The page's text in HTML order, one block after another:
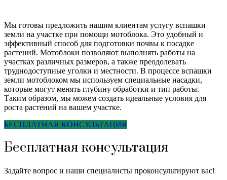
Мы готовы предложить нашим клиентам услугу вспашки
земли на участке при помощи мотоблока. Это удобный и
эффективный способ для подготовки почвы к посадке
растений. Мотоблоки позволяют выполнять работы на
участках различных размеров, а также преодолевать
труднодоступные уголки и местности. В процессе вспашки
земли мотоблоком мы используем специальные насадки,
которые могут менять глубину обработки и тип работы.
Таким образом, мы можем создать идеальные условия для
роста растений на вашем участке.
БЕСПЛАТНАЯ КОНСУЛЬТАЦИЯ
Бесплатная консультация
Задайте вопрос и наши специалисты проконсультируют вас!